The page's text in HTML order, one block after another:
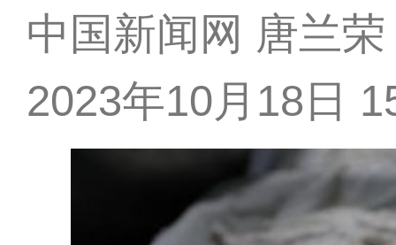
中国新闻网 唐兰荣
2023年10月18日